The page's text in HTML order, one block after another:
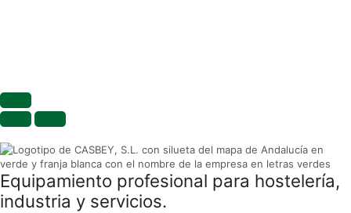
Equipamiento profesional para hostelería,
industria y servicios.